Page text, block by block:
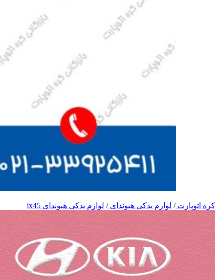
کره اتوپارت/ لوازم یدکی هیوندای/ لوازم یدکی هیوندای ix45